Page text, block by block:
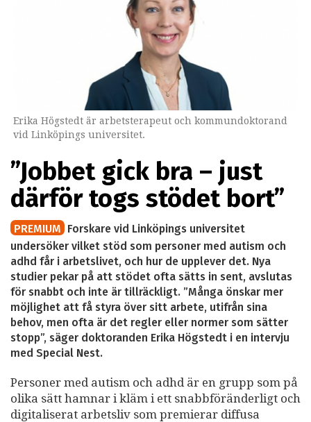
Erika Högstedt är arbetsterapeut och kommundoktorand
vid Linköpings universitet.
”Jobbet gick bra – just
därför togs stödet bort”
PREMIUM Forskare vid Linköpings universitet
undersöker vilket stöd som personer med autism och
adhd får i arbetslivet, och hur de upplever det. Nya
studier pekar på att stödet ofta sätts in sent, avslutas
för snabbt och inte är tillräckligt. ”Många önskar mer
möjlighet att få styra över sitt arbete, utifrån sina
behov, men ofta är det regler eller normer som sätter
stopp”, säger doktoranden Erika Högstedt i en intervju
med Special Nest.
Personer med autism och adhd är en grupp som på
olika sätt hamnar i kläm i ett snabbföränderligt och
digitaliserat arbetsliv som premierar diffusa